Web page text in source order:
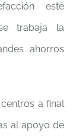
esté
trabaja la
ahorros
a final
al apoyo de